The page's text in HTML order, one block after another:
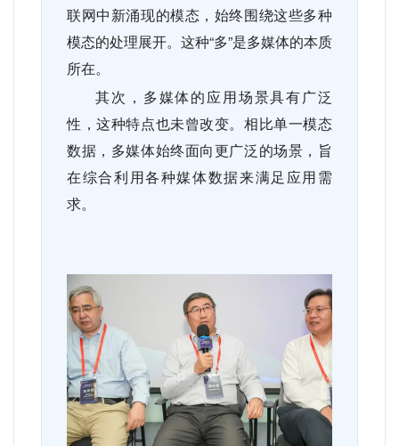
联网中新涌现的模态，始终围绕这些多种
模态的处理展开。这种“多”是多媒体的本质
所在。
其次，多媒体的应用场景具有广泛
性，这种特点也未曾改变。相比单一模态
数据，多媒体始终面向更广泛的场景，旨
在综合利用各种媒体数据来满足应用需
求。